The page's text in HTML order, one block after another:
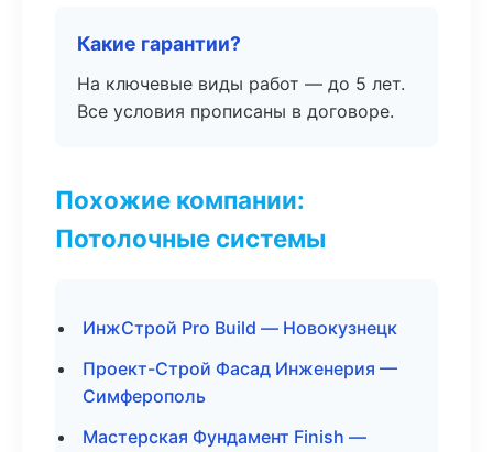
Какие гарантии?
На ключевые виды работ — до 5 лет.
Все условия прописаны в договоре.
Похожие компании:
Потолочные системы
ИнжСтрой Pro Build — Новокузнецк
Проект-Строй Фасад Инженерия —
Симферополь
Мастерская Фундамент Finish —